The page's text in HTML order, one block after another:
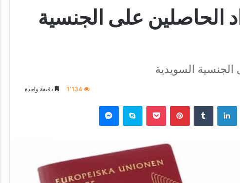
الحاصلين على الجنسية
الجنسية السويدية
1٬134 دقيقة واحدة
‫X لينكدإن بينتيريست سكايب